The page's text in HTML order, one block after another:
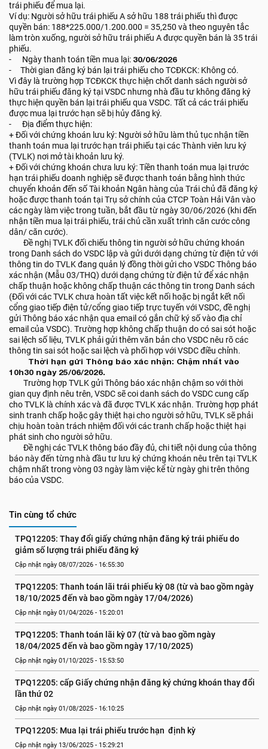
trái phiếu để mua lại.
Ví dụ: Người sở hữu trái phiếu A sở hữu 188 trái phiếu thì được
quyền bán: 188*225.000/1.200.000 = 35,250 và theo nguyên tắc
làm tròn xuống, người sở hữu trái phiếu A được quyền bán là 35 trái
phiếu.
- Ngày thanh toán tiền mua lại: 30/06/2026
- Thời gian đăng ký bán lại trái phiếu cho TCĐKCK: Không có.
Vì đây là trường hợp TCĐKCK thực hiện chốt danh sách người sở
hữu trái phiếu đăng ký tại VSDC nhưng nhà đầu tư không đăng ký
thực hiện quyền bán lại trái phiếu qua VSDC. Tất cả các trái phiếu
được mua lại trước hạn sẽ bị hủy đăng ký.
- Địa điểm thực hiện:
+ Đối với chứng khoán lưu ký: Người sở hữu làm thủ tục nhận tiền
thanh toán mua lại trước hạn trái phiếu tại các Thành viên lưu ký
(TVLK) nơi mở tài khoản lưu ký.
+ Đối với chứng khoán chưa lưu ký: Tiền thanh toán mua lại trước
hạn trái phiếu doanh nghiệp sẽ được thanh toán bằng hình thức
chuyển khoản đến số Tài khoản Ngân hàng của Trái chủ đã đăng ký
hoặc được thanh toán tại Trụ sở chính của CTCP Toàn Hải Vân vào
các ngày làm việc trong tuần, bắt đầu từ ngày 30/06/2026 (khi đến
nhận tiền mua lại trái phiếu, trái chủ cần xuất trình căn cước công
dân/ căn cước).
Đề nghị TVLK đối chiếu thông tin người sở hữu chứng khoán
trong Danh sách do VSDC lập và gửi dưới dạng chứng từ điện tử với
thông tin do TVLK đang quản lý đồng thời gửi cho VSDC Thông báo
xác nhận (Mẫu 03/THQ) dưới dạng chứng từ điện tử để xác nhận
chấp thuận hoặc không chấp thuận các thông tin trong Danh sách
(Đối với các TVLK chưa hoàn tất việc kết nối hoặc bị ngắt kết nối
cổng giao tiếp điện tử/cổng giao tiếp trực tuyến với VSDC, đề nghị
gửi Thông báo xác nhận qua email có gắn chữ ký số vào địa chỉ
email của VSDC). Trường hợp không chấp thuận do có sai sót hoặc
sai lệch số liệu, TVLK phải gửi thêm văn bản cho VSDC nêu rõ các
thông tin sai sót hoặc sai lệch và phối hợp với VSDC điều chỉnh.
Thời hạn gửi Thông báo xác nhận: Chậm nhất vào
10h30 ngày 25/06/2026.
Trường hợp TVLK gửi Thông báo xác nhận chậm so với thời
gian quy định nêu trên, VSDC sẽ coi danh sách do VSDC cung cấp
cho TVLK là chính xác và đã được TVLK xác nhận. Trường hợp phát
sinh tranh chấp hoặc gây thiệt hại cho người sở hữu, TVLK sẽ phải
chịu hoàn toàn trách nhiệm đối với các tranh chấp hoặc thiệt hại
phát sinh cho người sở hữu.
Đề nghị các TVLK thông báo đầy đủ, chi tiết nội dung của thông
báo này đến từng nhà đầu tư lưu ký chứng khoán nêu trên tại TVLK
chậm nhất trong vòng 03 ngày làm việc kể từ ngày ghi trên thông
báo của VSDC.
Tin cùng tổ chức
TPQ12205: Thay đổi giấy chứng nhận đăng ký trái phiếu do
giảm số lượng trái phiếu đăng ký
Cập nhật ngày 08/07/2026 - 16:55:30
TPQ12205: Thanh toán lãi trái phiếu kỳ 08 (từ và bao gồm ngày
18/10/2025 đến và bao gồm ngày 17/04/2026)
Cập nhật ngày 01/04/2026 - 15:20:01
TPQ12205: Thanh toán lãi kỳ 07 (từ và bao gồm ngày
18/04/2025 đến và bao gồm ngày 17/10/2025)
Cập nhật ngày 01/10/2025 - 15:53:50
TPQ12205: cấp Giấy chứng nhận đăng ký chứng khoán thay đổi
lần thứ 02
Cập nhật ngày 01/08/2025 - 16:10:25
TPQ12205: Mua lại trái phiếu trước hạn  định kỳ
Cập nhật ngày 13/06/2025 - 15:29:21